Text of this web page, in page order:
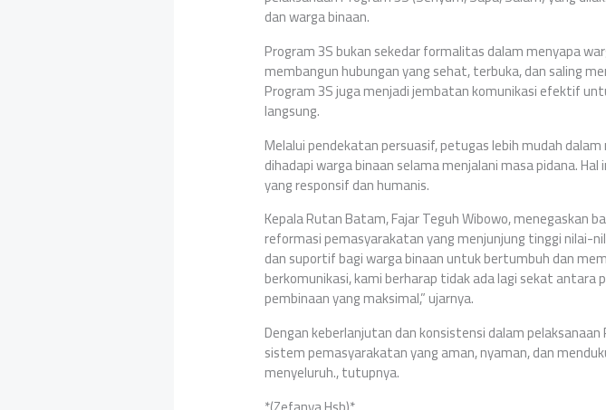
dan warga binaan.
Program 3S bukan sekedar formalitas dalam menyapa
membangun hubungan yang sehat, terbuka, dan saling
Program 3S juga menjadi jembatan komunikasi efektif
langsung.
Melalui pendekatan persuasif, petugas lebih mudah
dihadapi warga binaan selama menjalani masa pidana.
yang responsif dan humanis.
Kepala Rutan Batam, Fajar Teguh Wibowo, menegaskan
reformasi pemasyarakatan yang menjunjung tinggi nilai-
dan suportif bagi warga binaan untuk bertumbuh dan
berkomunikasi, kami berharap tidak ada lagi sekat
pembinaan yang maksimal,” ujarnya.
Dengan keberlanjutan dan konsistensi dalam
sistem pemasyarakatan yang aman, nyaman, dan
menyeluruh., tutupnya.